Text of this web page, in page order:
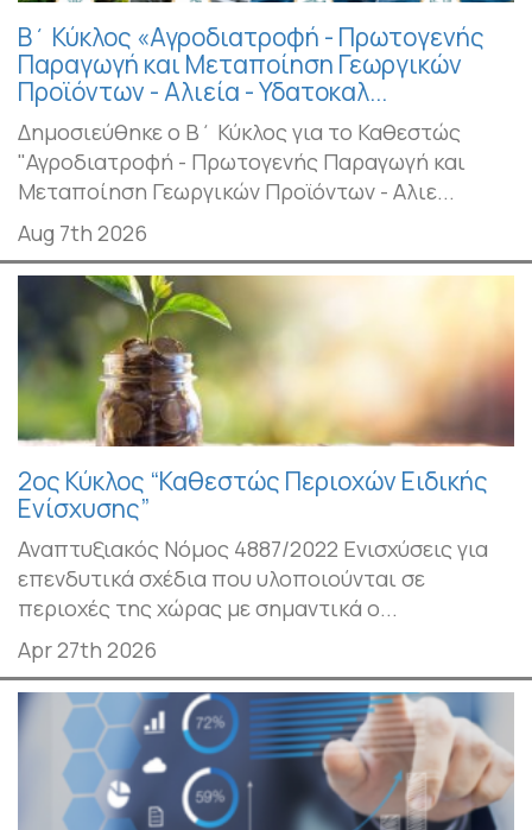
Β΄ Κύκλος «Αγροδιατροφή - Πρωτογενής
Παραγωγή και Μεταποίηση Γεωργικών
Προϊόντων - Αλιεία - Υδατοκαλ...
Δημοσιεύθηκε ο Β΄ Κύκλος για το Καθεστώς
"Αγροδιατροφή - Πρωτογενής Παραγωγή και
Μεταποίηση Γεωργικών Προϊόντων - Αλιε...
Aug 7th 2026
2ος Κύκλος “Καθεστώς Περιοχών Ειδικής
Ενίσχυσης”
Αναπτυξιακός Νόμος 4887/2022 Ενισχύσεις για
επενδυτικά σχέδια που υλοποιούνται σε
περιοχές της χώρας με σημαντικά ο...
Apr 27th 2026